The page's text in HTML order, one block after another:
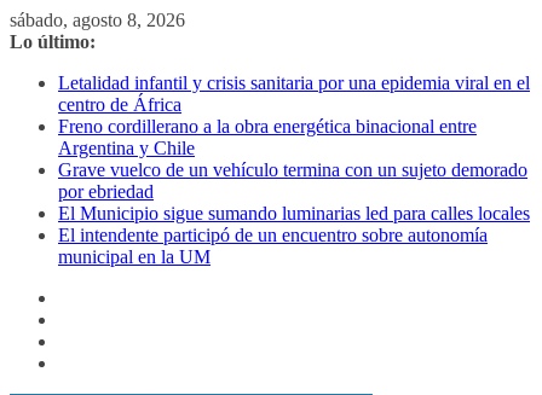
Saltar
al
sábado, agosto 8, 2026
Lo último:
Letalidad infantil y crisis sanitaria por una epidemia viral en el
centro de África
Freno cordillerano a la obra energética binacional entre
Argentina y Chile
Grave vuelco de un vehículo termina con un sujeto demorado
por ebriedad
El Municipio sigue sumando luminarias led para calles locales
El intendente participó de un encuentro sobre autonomía
municipal en la UM